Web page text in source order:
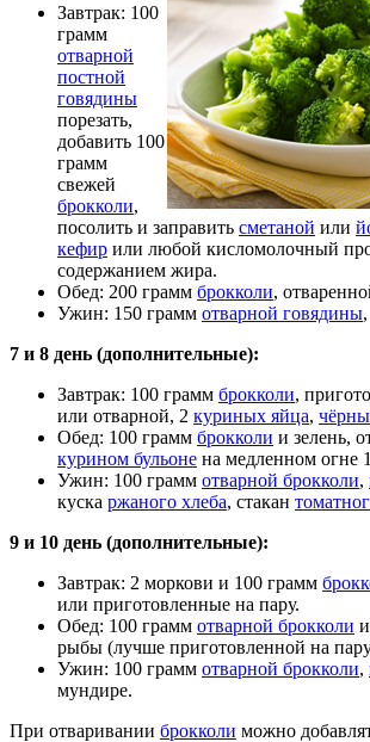
Завтрак: 100
грамм
отварной
постной
говядины
порезать,
добавить 100
грамм
свежей
брокколи,
посолить и заправить сметаной или
кефир или любой кисломолочный
содержанием жира.
Обед: 200 грамм брокколи,
Ужин: 150 грамм отварной говядины
7 и 8 день (дополнительные):
Завтрак: 100 грамм брокколи,
или отварной, 2 куриных яйца,
Обед: 100 грамм брокколи и зелень,
курином бульоне на медленном огне
Ужин: 100 грамм отварной брокколи,
куска ржаного хлеба, стакан
9 и 10 день (дополнительные):
Завтрак: 2 моркови и 100 грамм
или приготовленные на пару.
Обед: 100 грамм отварной брокколи
рыбы (лучше приготовленной на
Ужин: 100 грамм отварной брокколи,
мундире.
При отваривании брокколи можно